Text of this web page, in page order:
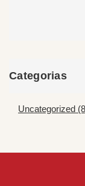
Categorias
Uncategorized